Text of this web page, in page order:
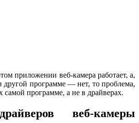
приложении веб-камера работает, а,
другой программе — нет, то проблема,
самой программе, а не в драйверах.
веб-камеры